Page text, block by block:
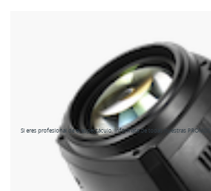
Si eres profesional de el espectáculo, infórmate de todas nuestras PROMOS